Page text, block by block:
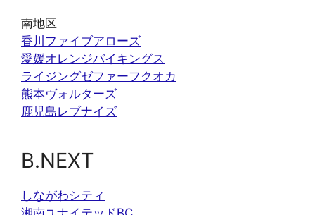
南地区
香川ファイブアローズ
愛媛オレンジバイキングス
ライジングゼファーフクオカ
熊本ヴォルターズ
鹿児島レブナイズ
B.NEXT
しながわシティ